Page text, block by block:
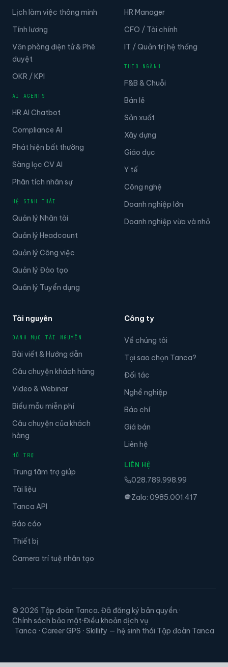
Lịch làm việc thông minh
Tính lương
Văn phòng điện tử & Phê
duyệt
OKR / KPI
AI AGENTS
HR AI Chatbot
Compliance AI
Phát hiện bất thường
Sàng lọc CV AI
Phân tích nhân sự
HỆ SINH THÁI
Quản lý Nhân tài
Quản lý Headcount
Quản lý Công việc
Quản lý Đào tạo
Quản lý Tuyển dụng
HR Manager
CFO / Tài chính
IT / Quản trị hệ thống
THEO NGÀNH
F&B & Chuỗi
Bán lẻ
Sản xuất
Xây dựng
Giáo dục
Y tế
Công nghệ
Doanh nghiệp lớn
Doanh nghiệp vừa và nhỏ
Tài nguyên
DANH MỤC TÀI NGUYÊN
Bài viết & Hướng dẫn
Câu chuyện khách hàng
Video & Webinar
Biểu mẫu miễn phí
Câu chuyện của khách
hàng
HỖ TRỢ
Trung tâm trợ giúp
Tài liệu
Tanca API
Báo cáo
Thiết bị
Camera trí tuệ nhân tạo
Công ty
Về chúng tôi
Tại sao chọn Tanca?
Đối tác
Nghề nghiệp
Báo chí
Giá bán
Liên hệ
LIÊN HỆ
028.789.998.99
Zalo: 0985.001.417
© 2026 Tập đoàn Tanca. Đã đăng ký bản quyền.·
Chính sách bảo mật·Điều khoản dịch vụ
Tanca · Career GPS · Skillify — hệ sinh thái Tập đoàn Tanca